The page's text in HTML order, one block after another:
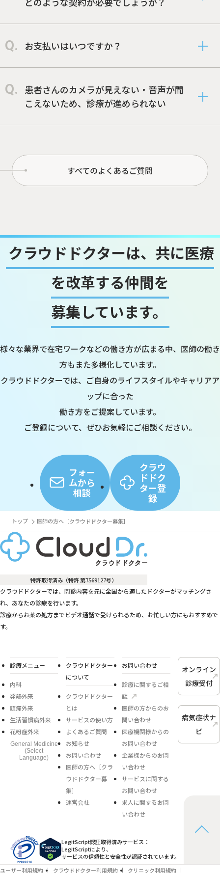
お支払いはいつですか？
患者さんのカメラが見えない・音声が聞
こえないため、診療が進められない
すべてのよくあるご質問
クラウドドクターは、共に医療
を改革する仲間を
募集しています。
様々な業界で在宅ワークなどの働き方が広まる中、医師の働き
方もまた多様化しています。
クラウドドクターでは、ご自身のライフスタイルやキャリアア
ップに合った
働き方をご提案しています。
ご登録について、ぜひお気軽にご相談ください。
フォー
ムから
相談
クラウ
ドドク
ター登
録
トップ 医師の方へ［クラウドドクター募集］
特許取得済み（特許 第7569127号）
クラウドドクターでは、問診内容を元に全国から適したドクターがマッチングさ
れ、あなたの診療を行います。
診療からお薬の処方までビデオ通話で受けられるため、お忙しい方にもおすすめで
す。
診療メニュー
内科
発熱外来
頭痛外来
生活習慣病外来
花粉症外来
General Medicine
(Select
Language)
クラウドドクター
について
クラウドドクター
とは
サービスの使い方
よくあるご質問
お知らせ
お問い合わせ
医師の方へ［クラ
ウドドクター募
集］
運営会社
お問い合わせ
診療に関するご相
談
医師の方からのお
問い合わせ
医療機関様からの
お問い合わせ
企業様からのお問
い合わせ
サービスに関する
お問い合わせ
求人に関するお問
い合わせ
オンライン
診療受付
病気症状ナ
ビ
LegitScript認証取得済みサービス：
LegitScriptにより、
サービスの信頼性と安全性が認証されています。
ユーザー利用規約
クラウドドクター利用規約 クリニック利用規約